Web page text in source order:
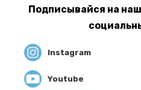
Подписывайся на
Instagram
Youtube